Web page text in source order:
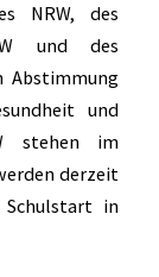
NRW, des
und des
Abstimmung
und
stehen im
derzeit
in